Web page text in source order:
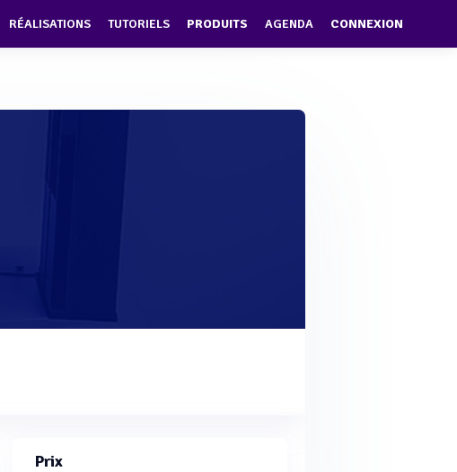
RÉALISATIONS TUTORIELS PRODUITS AGENDA CONNEXION
Prix